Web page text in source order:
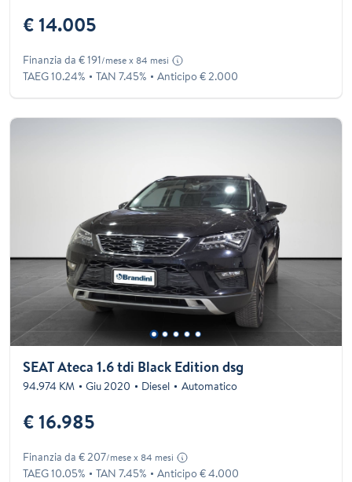
€ 14.005
Finanzia da € 191/mese x 84 mesi
TAEG 10.24% TAN 7.45% Anticipo € 2.000
SEAT Ateca 1.6 tdi Black Edition dsg
94.974 KM Giu 2020 Diesel Automatico
€ 16.985
Finanzia da € 207/mese x 84 mesi
TAEG 10.05% TAN 7.45% Anticipo € 4.000